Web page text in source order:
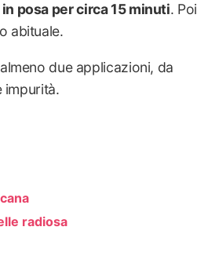
posa per circa 15 minuti. Poi
abituale.
due applicazioni, da
impurità.
radiosa